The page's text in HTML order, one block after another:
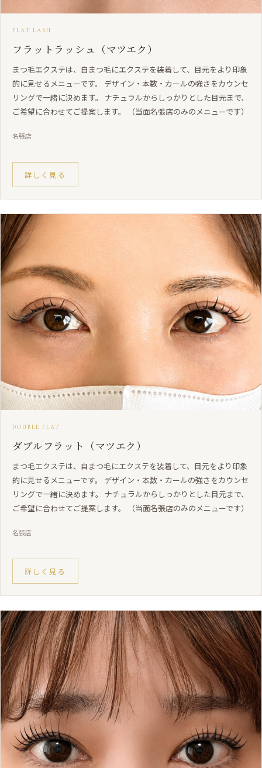
FLAT LASH
フラットラッシュ（マツエク）
まつ毛エクステは、自まつ毛にエクステを装着して、目元をより印象
的に見せるメニューです。 デザイン・本数・カールの強さをカウンセ
リングで一緒に決めます。 ナチュラルからしっかりとした目元まで、
ご希望に合わせてご提案します。 （当面名張店のみのメニューです）
名張店
詳しく見る
DOUBLE FLAT
ダブルフラット（マツエク）
まつ毛エクステは、自まつ毛にエクステを装着して、目元をより印象
的に見せるメニューです。 デザイン・本数・カールの強さをカウンセ
リングで一緒に決めます。 ナチュラルからしっかりとした目元まで、
ご希望に合わせてご提案します。 （当面名張店のみのメニューです）
名張店
詳しく見る